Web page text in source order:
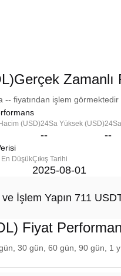
Zamanlı
-- fiyatından işlem
(USD)24Sa Yüksek (USD)
-- --
DüşükÇıkış Tarihi
2025-08-01
İşlem Yapın 711
Fiyat
30 gün, 60 gün, 90 gün, 1